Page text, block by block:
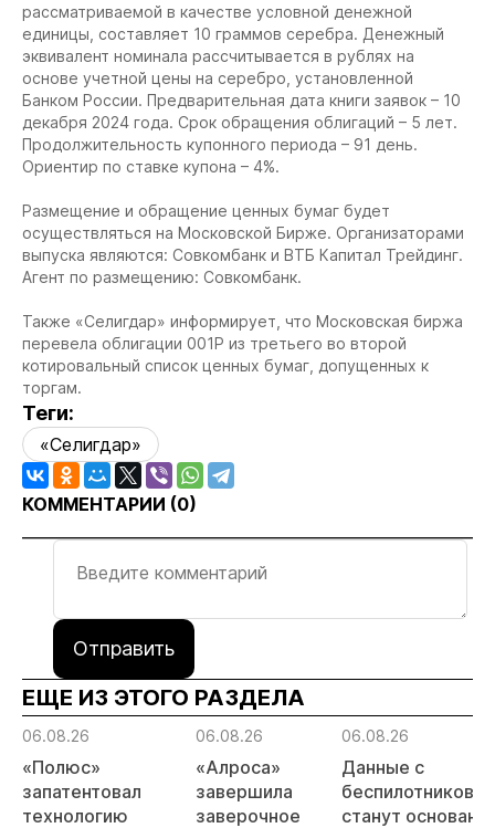
рассматриваемой в качестве условной денежной
единицы, составляет 10 граммов серебра. Денежный
эквивалент номинала рассчитывается в рублях на
основе учетной цены на серебро, установленной
Банком России. Предварительная дата книги заявок – 10
декабря 2024 года. Срок обращения облигаций – 5 лет.
Продолжительность купонного периода – 91 день.
Ориентир по ставке купона – 4%.
Размещение и обращение ценных бумаг будет
осуществляться на Московской Бирже. Организаторами
выпуска являются: Совкомбанк и ВТБ Капитал Трейдинг.
Агент по размещению: Совкомбанк.
Также «Селигдар» информирует, что Московская биржа
перевела облигации 001Р из третьего во второй
котировальный список ценных бумаг, допущенных к
торгам.
Теги:
«Селигдар»
КОММЕНТАРИИ (0)
Отправить
ЕЩЕ ИЗ ЭТОГО РАЗДЕЛА
06.08.26
«Полюс»
запатентовал
технологию
06.08.26
«Алроса»
завершила
заверочное
06.08.26
Данные с
беспилотников
станут